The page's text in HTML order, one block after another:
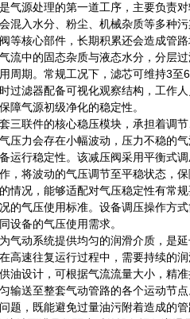
源处理的第一道工序，主要负责对
混入水分、粉尘、机械杂质等多种
等核心部件，长期积累还会造成管
流中的固态杂质与液态水分，分层
周期。常规工况下，滤芯可维持3
过滤器配备可视化观察结构，工作
障气源初级净化的稳定性。
联件的核心稳压模块，承担着调节
压力会存在小幅波动，压力不稳的
运行稳定性。该减压阀采用平衡式
，将波动的气压调节至平稳状态，
情况，能够适配对气压稳定性有常
的气压使用标准。设备调压操作方
设备的气压使用需求。
动系统提供均匀的润滑介质，是延
高速往复运行过程中，需要持续的
油设计，可根据气流流量大小，精
输送至整套气动管路的各个运动节
题，既能避免过量油污附着造成的